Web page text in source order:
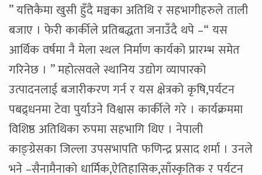
” यत्तिकैमा खुसी हुँदै मञ्चका अतिथि र सहभागीहरुले ताली
बजाए । फेरी कार्कीले प्रतिबद्धता जनाउँदै थपे –“ यस
आर्थिक वर्षमा नै मेला स्थल निर्माण कार्यको प्रारम्भ समेत
गरिनेछ । ” महोत्सवले स्थानिय उद्योग व्यापारको
उत्पादनलाई बजारीकरण गर्न र यस क्षेत्रको कृषि,पर्यटन
पबद्र्धनमा टेवा पुर्याउने विश्वास कार्कीले गरे । कार्यक्रममा
विशिष्ठ अतिथिका रुपमा सहभागि थिए । नेपाली
काङ्ग्रेसका जिल्ला उपसभापति फणिन्द्र प्रसाद शर्मा । उनले
भने –सैनामैनाको धार्मिक,ऐतिहासिक,साँस्कृतिक र पर्यटन